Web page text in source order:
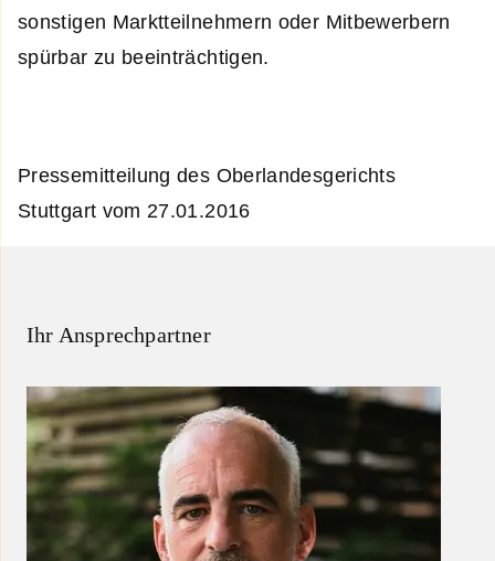
sonstigen Marktteilnehmern oder Mitbewerbern
spürbar zu beeinträchtigen.
Pressemitteilung des Oberlandesgerichts
Stuttgart vom 27.01.2016
Ihr Ansprechpartner